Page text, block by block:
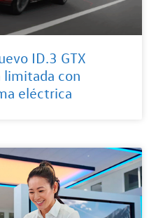
ID.3 GTX
limitada con
eléctrica